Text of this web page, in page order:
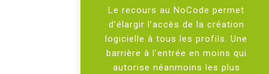
Le recours au NoCode permet
d’élargir l’accès de la création
logicielle à tous les profils. Une
barrière à l’entrée en moins qui
autorise néanmoins les plus